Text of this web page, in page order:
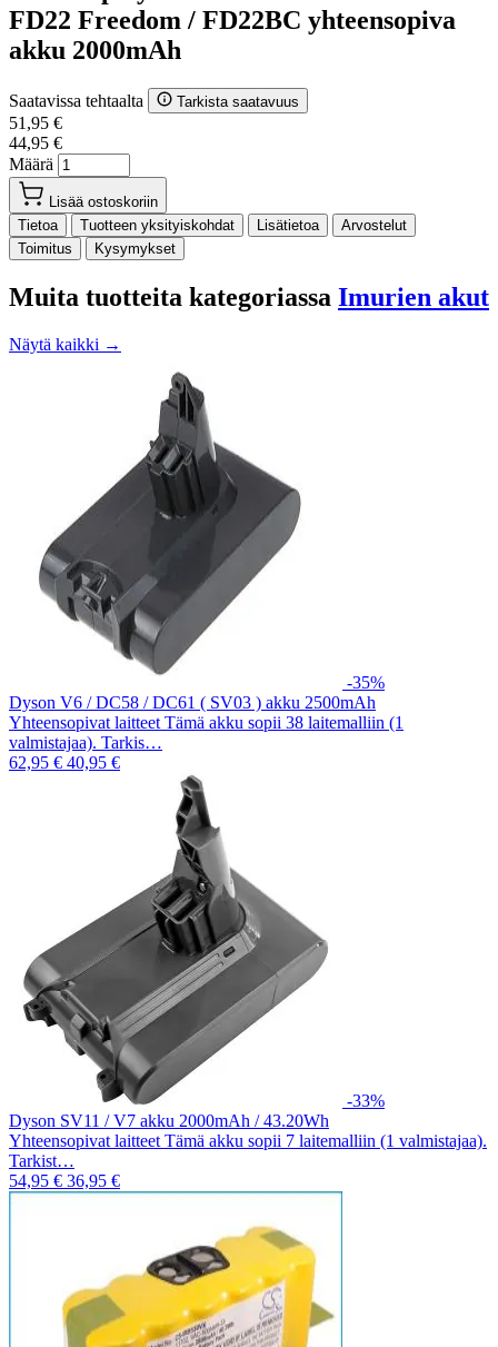
FD22 Freedom / FD22BC yhteensopiva
akku 2000mAh
Saatavissa tehtaalta Tarkista saatavuus
51,95 €
44,95 €
Määrä
Lisää ostoskoriin
Tietoa
Tuotteen yksityiskohdat Lisätietoa
Arvostelut
Toimitus
Kysymykset
Muita tuotteita kategoriassa Imurien akut
Näytä kaikki →
-35%
Dyson V6 / DC58 / DC61 ( SV03 ) akku 2500mAh
Yhteensopivat laitteet Tämä akku sopii 38 laitemalliin (1
valmistajaa). Tarkis…
62,95 € 40,95 €
-33%
Dyson SV11 / V7 akku 2000mAh / 43.20Wh
Yhteensopivat laitteet Tämä akku sopii 7 laitemalliin (1 valmistajaa).
Tarkist…
54,95 € 36,95 €